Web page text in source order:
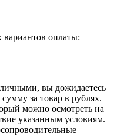
оплаты:
вы дожидаетесь
за товар в рублях.
можно осмотреть на
указанным условиям.